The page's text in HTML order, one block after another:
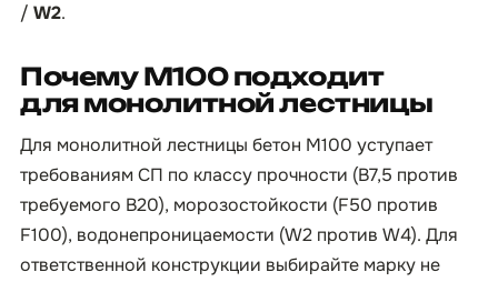
/ W2.
Почему М100 подходит
для монолитной лестницы
Для монолитной лестницы бетон М100 уступает
требованиям СП по классу прочности (B7,5 против
требуемого B20), морозостойкости (F50 против
F100), водонепроницаемости (W2 против W4). Для
ответственной конструкции выбирайте марку не